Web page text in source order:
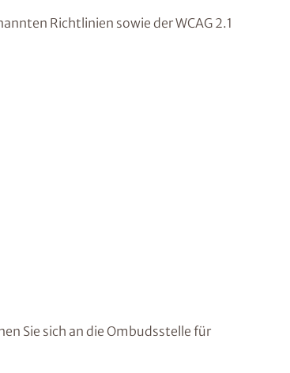
Richtlinien sowie der WCAG 2.1
Sie sich an die Ombudsstelle für